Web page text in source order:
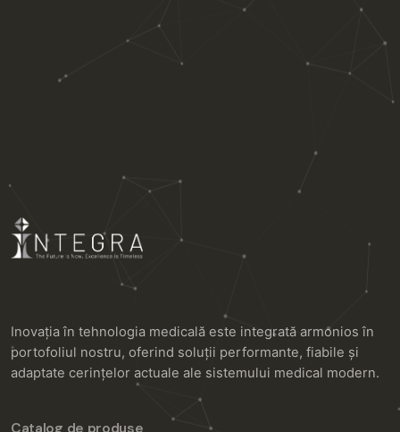
Inovația în tehnologia medicală este integrată armonios în
portofoliul nostru, oferind soluții performante, fiabile și
adaptate cerințelor actuale ale sistemului medical modern.